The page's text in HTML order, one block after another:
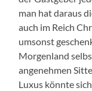
man hat daraus
auch im Reich
umsonst
Morgenland
angenehmen
Luxus könnte